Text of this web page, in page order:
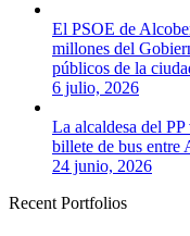
El PSOE de
millones del
públicos de la
6 julio, 2026
La alcaldesa del
billete de bus entre
24 junio, 2026
Recent Portfolios